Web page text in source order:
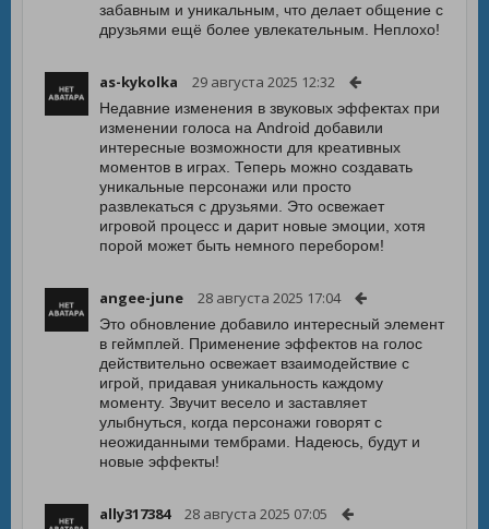
забавным и уникальным, что делает общение с
друзьями ещё более увлекательным. Неплохо!
as-kykolka 29 августа 2025 12:32
Недавние изменения в звуковых эффектах при
изменении голоса на Android добавили
интересные возможности для креативных
моментов в играх. Теперь можно создавать
уникальные персонажи или просто
развлекаться с друзьями. Это освежает
игровой процесс и дарит новые эмоции, хотя
порой может быть немного перебором!
angee-june 28 августа 2025 17:04
Это обновление добавило интересный элемент
в геймплей. Применение эффектов на голос
действительно освежает взаимодействие с
игрой, придавая уникальность каждому
моменту. Звучит весело и заставляет
улыбнуться, когда персонажи говорят с
неожиданными тембрами. Надеюсь, будут и
новые эффекты!
ally317384 28 августа 2025 07:05